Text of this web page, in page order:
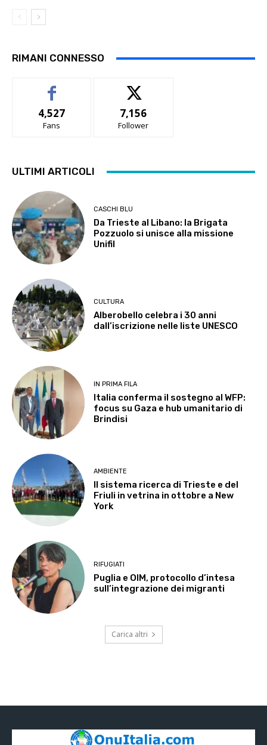
RIMANI CONNESSO
4,527
Fans
7,156
Follower
ULTIMI ARTICOLI
CASCHI BLU
Da Trieste al Libano: la Brigata
Pozzuolo si unisce alla missione
Unifil
CULTURA
Alberobello celebra i 30 anni
dall’iscrizione nelle liste UNESCO
IN PRIMA FILA
Italia conferma il sostegno al WFP:
focus su Gaza e hub umanitario di
Brindisi
AMBIENTE
Il sistema ricerca di Trieste e del
Friuli in vetrina in ottobre a New
York
RIFUGIATI
Puglia e OIM, protocollo d’intesa
sull’integrazione dei migranti
Carica altri